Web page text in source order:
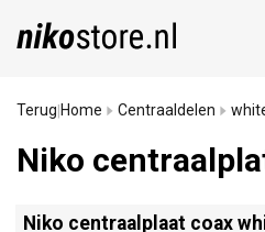
Terug Home Centraaldelen
Niko
Niko centraalplaat coax